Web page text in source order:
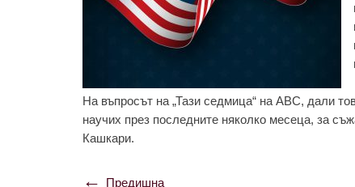
На въпросът на „Тази седмица“ на ABC, дали
научих през последните няколко месеца, за
Кашкари.
Предишна